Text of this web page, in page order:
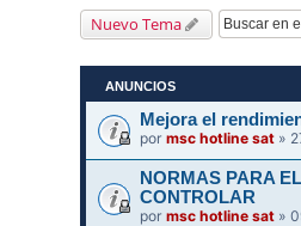
Nuevo Tema
ANUNCIOS
Mejora el
pormsc hotline sat »
NORMAS PARA
CONTROLAR
pormsc hotline sat »